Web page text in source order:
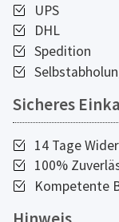
UPS
DHL
Spedition
Sicheres
14 Tage
100%
Kompetente